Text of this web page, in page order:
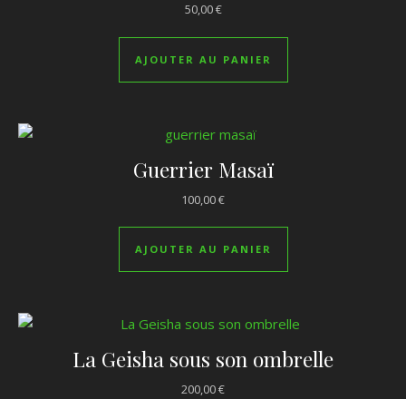
50,00€
AJOUTER AU PANIER
Guerrier Masaï
100,00€
AJOUTER AU PANIER
La Geisha sous son ombrelle
200,00€